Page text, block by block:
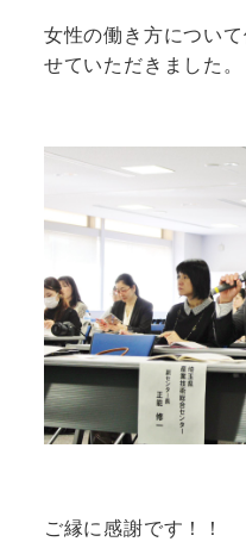
女性の働き方につい
せていただきました。
ご縁に感謝です！！